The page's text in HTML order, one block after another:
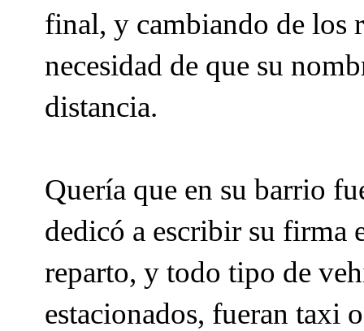
final, y cambiando de los
necesidad de que su
distancia.
Quería que en su barrio
dedicó a escribir su firma
reparto, y todo tipo de
estacionados, fueran taxi